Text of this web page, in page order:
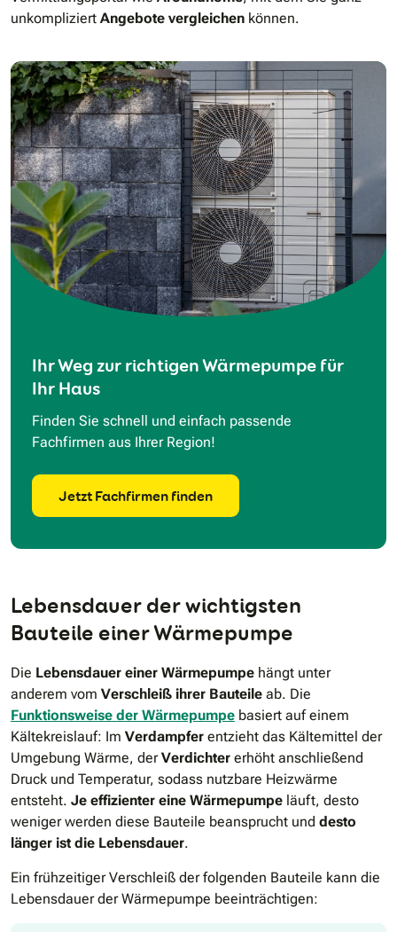
unkompliziert Angebote vergleichen können.
Ihr Weg zur richtigen Wärmepumpe für
Ihr Haus
Finden Sie schnell und einfach passende
Fachfirmen aus Ihrer Region!
Jetzt Fachfirmen finden
Lebensdauer der wichtigsten
Bauteile einer Wärmepumpe
Die Lebensdauer einer Wärmepumpe hängt unter
anderem vom Verschleiß ihrer Bauteile ab. Die
Funktionsweise der Wärmepumpe basiert auf einem
Kältekreislauf: Im Verdampfer entzieht das Kältemittel der
Umgebung Wärme, derVerdichter erhöht anschließend
Druck und Temperatur, sodass nutzbare Heizwärme
entsteht. Je effizienter eine Wärmepumpe läuft, desto
weniger werden diese Bauteile beansprucht und desto
länger ist die Lebensdauer.
Ein frühzeitiger Verschleiß der folgenden Bauteile kann die
Lebensdauer der Wärmepumpe beeinträchtigen: